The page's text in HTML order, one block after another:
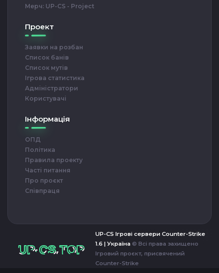
Мерч: UP-CS - Project
Проект
Заявки на розбан
Список банів
Список мутів
Ігрова статистика
Адміністратори
Користувачі
Інформація
ОПД
Політика
Правила проекту
Часті питання
Про проєкт
Співпраця
UP-CS Ігрові сервери Counter-Strike
1.6 | Україна © Всі права захищено
Ігровий проєкт, присвячений
Counter-Strike